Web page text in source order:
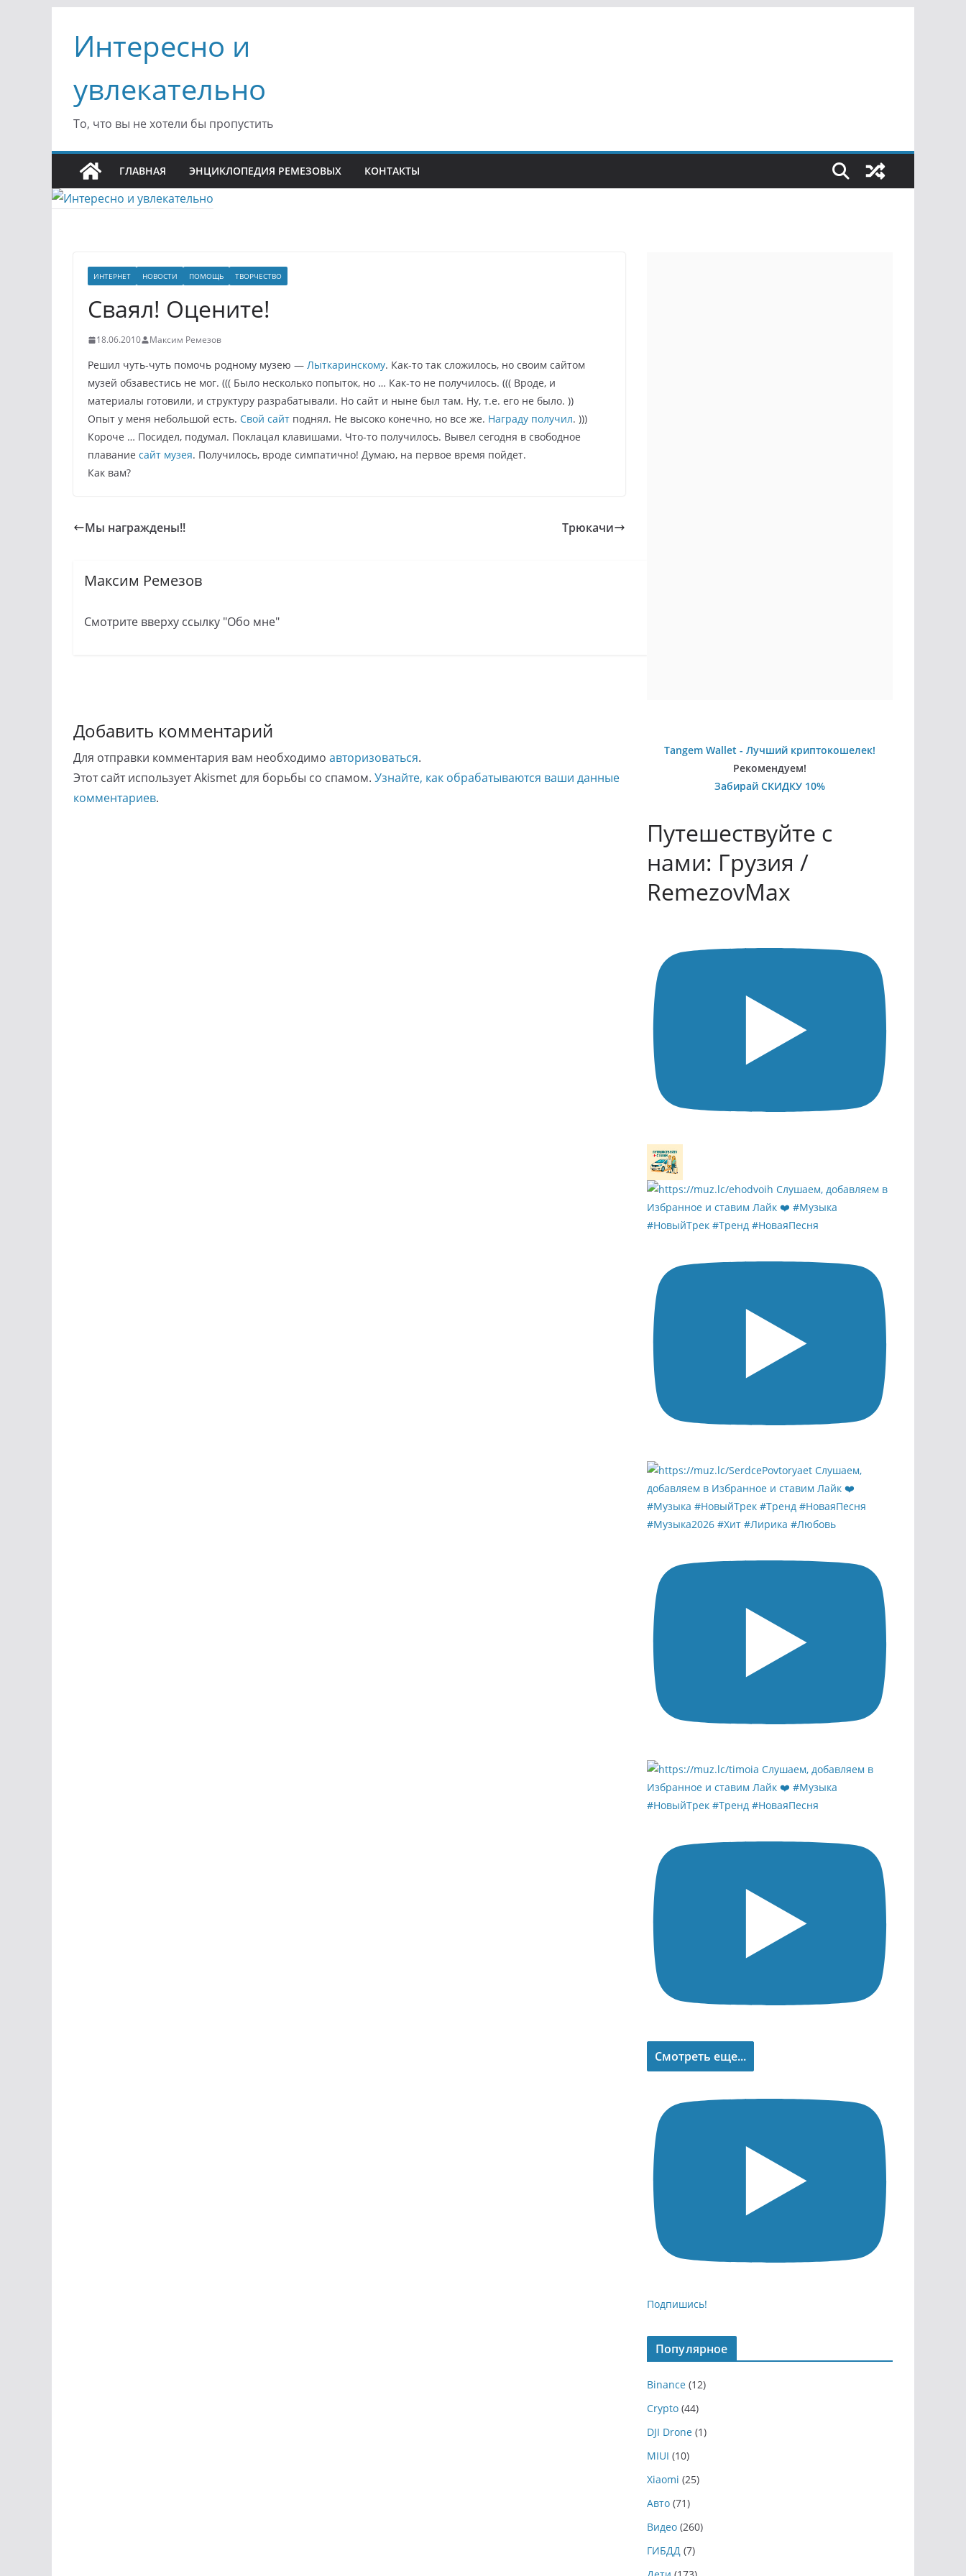
содержимому
Интересно и
увлекательно
То, что вы не хотели бы пропустить
ГЛАВНАЯ ЭНЦИКЛОПЕДИЯ РЕМЕЗОВЫХ КОНТАКТЫ
ИНТЕРНЕТ НОВОСТИ ПОМОЩЬ ТВОРЧЕСТВО
Сваял! Оцените!
18.06.2010 Максим Ремезов
Решил чуть-чуть помочь родному музею — Лыткаринскому. Как-то так сложилось, но своим сайтом
музей обзавестись не мог. ((( Было несколько попыток, но … Как-то не получилось. ((( Вроде, и
материалы готовили, и структуру разрабатывали. Но сайт и ныне был там. Ну, т.е. его не было. ))
Опыт у меня небольшой есть. Свой сайт поднял. Не высоко конечно, но все же. Награду получил. )))
Короче … Посидел, подумал. Поклацал клавишами. Что-то получилось. Вывел сегодня в свободное
плавание сайт музея. Получилось, вроде симпатично! Думаю, на первое время пойдет.
Как вам?
Мы награждены!! Трюкачи
Максим Ремезов
Смотрите вверху ссылку "Обо мне"
Добавить комментарий
Для отправки комментария вам необходимо авторизоваться.
Этот сайт использует Akismet для борьбы со спамом. Узнайте, как обрабатываются ваши данные
комментариев.
Tangem Wallet - Лучший криптокошелек!
Рекомендуем!
Забирай СКИДКУ 10%
Путешествуйте с
нами: Грузия /
RemezovMax
Смотреть еще...
Подпишись!
Популярное
Binance (12)
Crypto (44)
DJI Drone (1)
MIUI (10)
Xiaomi (25)
Авто (71)
Видео (260)
ГИБДД (7)